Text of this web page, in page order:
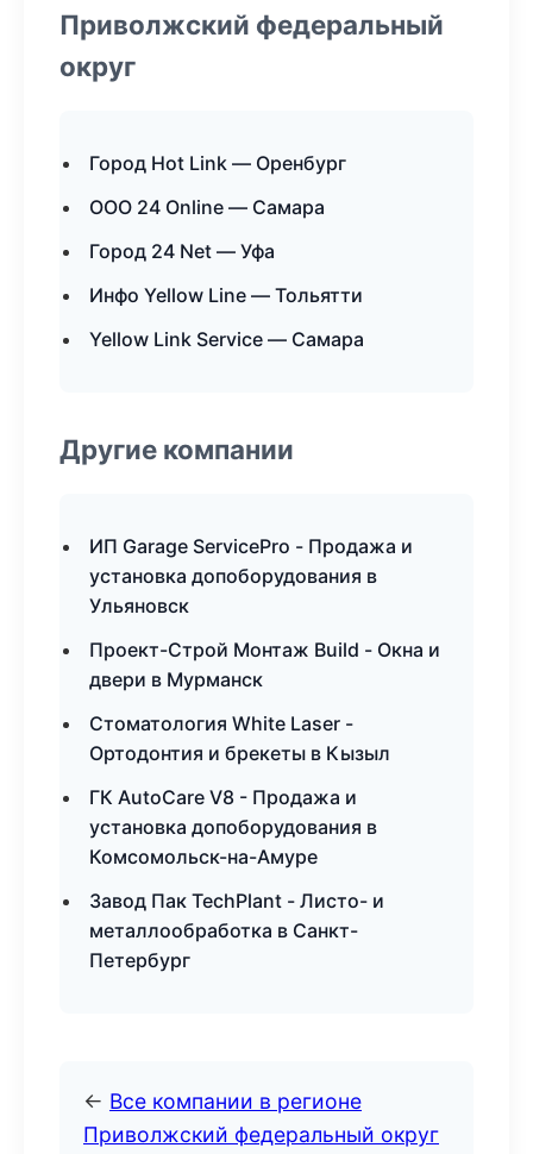
Приволжский федеральный
округ
Город Hot Link — Оренбург
ООО 24 Online — Самара
Город 24 Net — Уфа
Инфо Yellow Line — Тольятти
Yellow Link Service — Самара
Другие компании
ИП Garage ServicePro - Продажа и
установка допоборудования в
Ульяновск
Проект-Строй Монтаж Build - Окна и
двери в Мурманск
Стоматология White Laser -
Ортодонтия и брекеты в Кызыл
ГК AutoCare V8 - Продажа и
установка допоборудования в
Комсомольск-на-Амуре
Завод Пак TechPlant - Листо- и
металлообработка в Санкт-
Петербург
← Все компании в регионе
Приволжский федеральный округ